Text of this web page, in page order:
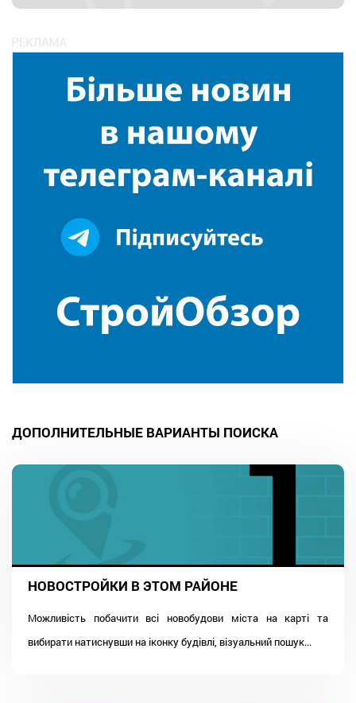
ДОПОЛНИТЕЛЬНЫЕ ВАРИАНТЫ ПОИСКА
НОВОСТРОЙКИ В ЭТОМ РАЙОНЕ
Можливість побачити всі новобудови міста на карті та
вибирати натиснувши на іконку будівлі, візуальний пошук...